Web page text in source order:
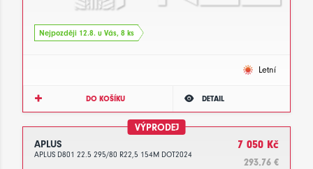
Nejpozději 12.8. u Vás, 8 ks
Letní
DO KOŠÍKU DETAIL
VÝPRODEJ
APLUS
APLUS D801 22.5 295/80 R22,5 154M DOT2024
7 050 Kč
293.76 €